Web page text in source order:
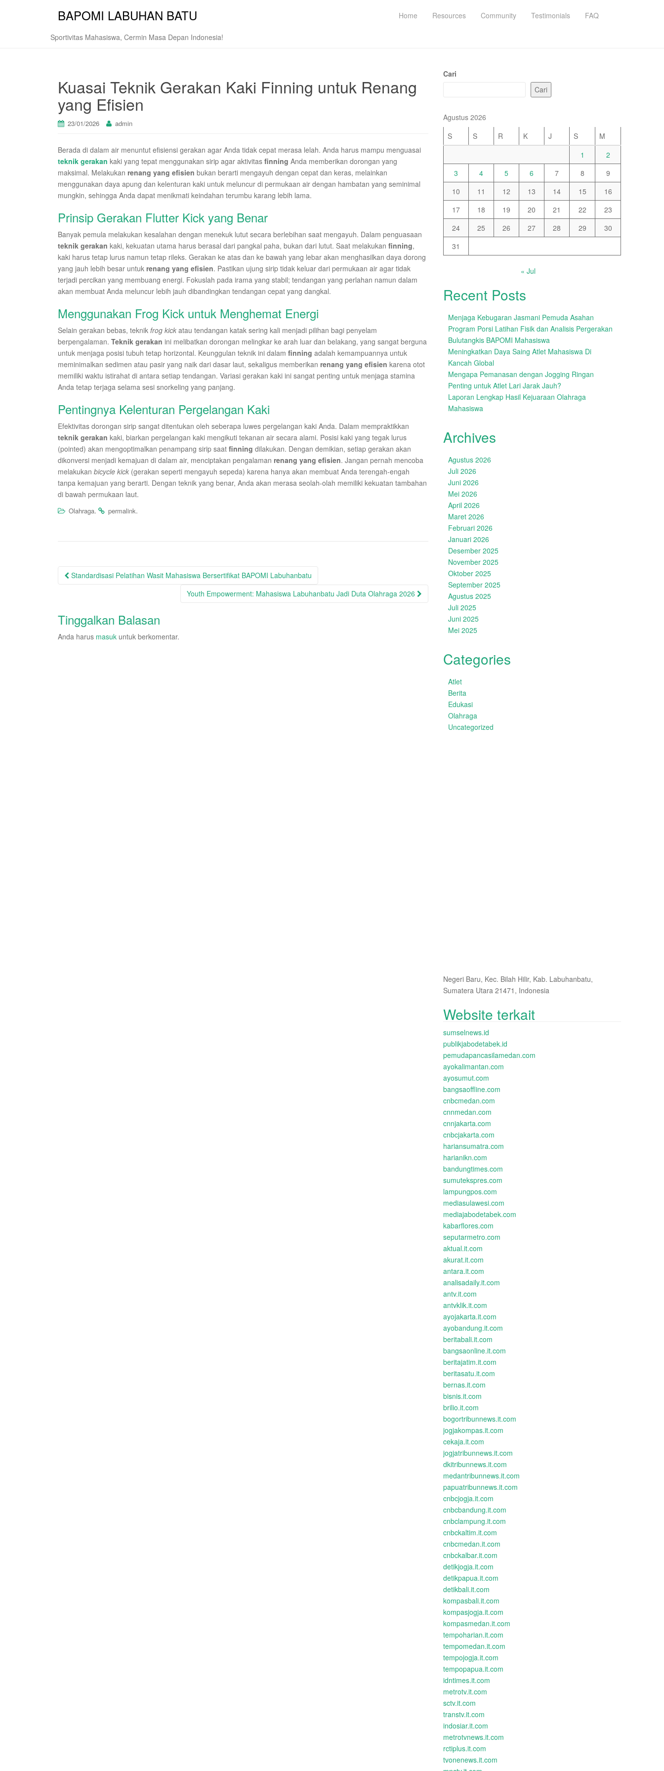
BAPOMI LABUHAN BATU
Sportivitas Mahasiswa, Cermin Masa Depan Indonesia!
Home Resources Community Testimonials FAQ
Kuasai Teknik Gerakan Kaki Finning untuk Renang
yang Efisien
23/01/2026 admin
Berada di dalam air menuntut efisiensi gerakan agar Anda tidak cepat merasa lelah. Anda harus mampu menguasai
teknik gerakan kaki yang tepat menggunakan sirip agar aktivitas finning Anda memberikan dorongan yang
maksimal. Melakukan renang yang efisien bukan berarti mengayuh dengan cepat dan keras, melainkan
menggunakan daya apung dan kelenturan kaki untuk meluncur di permukaan air dengan hambatan yang seminimal
mungkin, sehingga Anda dapat menikmati keindahan terumbu karang lebih lama.
Prinsip Gerakan Flutter Kick yang Benar
Banyak pemula melakukan kesalahan dengan menekuk lutut secara berlebihan saat mengayuh. Dalam penguasaan
teknik gerakan kaki, kekuatan utama harus berasal dari pangkal paha, bukan dari lutut. Saat melakukan finning,
kaki harus tetap lurus namun tetap rileks. Gerakan ke atas dan ke bawah yang lebar akan menghasilkan daya dorong
yang jauh lebih besar untuk renang yang efisien. Pastikan ujung sirip tidak keluar dari permukaan air agar tidak
terjadi percikan yang membuang energi. Fokuslah pada irama yang stabil; tendangan yang perlahan namun dalam
akan membuat Anda meluncur lebih jauh dibandingkan tendangan cepat yang dangkal.
Menggunakan Frog Kick untuk Menghemat Energi
Selain gerakan bebas, teknik frog kick atau tendangan katak sering kali menjadi pilihan bagi penyelam
berpengalaman. Teknik gerakan ini melibatkan dorongan melingkar ke arah luar dan belakang, yang sangat berguna
untuk menjaga posisi tubuh tetap horizontal. Keunggulan teknik ini dalam finning adalah kemampuannya untuk
meminimalkan sedimen atau pasir yang naik dari dasar laut, sekaligus memberikan renang yang efisien karena otot
memiliki waktu istirahat di antara setiap tendangan. Variasi gerakan kaki ini sangat penting untuk menjaga stamina
Anda tetap terjaga selama sesi snorkeling yang panjang.
Pentingnya Kelenturan Pergelangan Kaki
Efektivitas dorongan sirip sangat ditentukan oleh seberapa luwes pergelangan kaki Anda. Dalam mempraktikkan
teknik gerakan kaki, biarkan pergelangan kaki mengikuti tekanan air secara alami. Posisi kaki yang tegak lurus
(pointed) akan mengoptimalkan penampang sirip saat finning dilakukan. Dengan demikian, setiap gerakan akan
dikonversi menjadi kemajuan di dalam air, menciptakan pengalaman renang yang efisien. Jangan pernah mencoba
melakukan bicycle kick (gerakan seperti mengayuh sepeda) karena hanya akan membuat Anda terengah-engah
tanpa kemajuan yang berarti. Dengan teknik yang benar, Anda akan merasa seolah-olah memiliki kekuatan tambahan
di bawah permukaan laut.
Olahraga. permalink.
Post
Standardisasi Pelatihan Wasit Mahasiswa Bersertifikat BAPOMI Labuhanbatu
Youth Empowerment: Mahasiswa Labuhanbatu Jadi Duta Olahraga 2026
Tinggalkan Balasan
Anda harus masuk untuk berkomentar.
Cari
Cari
Agustus 2026
S
S R K J S
M
1
2
3
4 5 6 7 8
9
10
11 12 13 14 15
16
17
18 19 20 21 22
23
24
25 26 27 28 29
30
31
« Jul
Recent Posts
Menjaga Kebugaran Jasmani Pemuda Asahan
Program Porsi Latihan Fisik dan Analisis Pergerakan
Bulutangkis BAPOMI Mahasiswa
Meningkatkan Daya Saing Atlet Mahasiswa Di
Kancah Global
Mengapa Pemanasan dengan Jogging Ringan
Penting untuk Atlet Lari Jarak Jauh?
Laporan Lengkap Hasil Kejuaraan Olahraga
Mahasiswa
Archives
Agustus 2026
Juli 2026
Juni 2026
Mei 2026
April 2026
Maret 2026
Februari 2026
Januari 2026
Desember 2025
November 2025
Oktober 2025
September 2025
Agustus 2025
Juli 2025
Juni 2025
Mei 2025
Categories
Atlet
Berita
Edukasi
Olahraga
Uncategorized
Negeri Baru, Kec. Bilah Hilir, Kab. Labuhanbatu,
Sumatera Utara 21471, Indonesia
Website terkait
sumselnews.id
publikjabodetabek.id
pemudapancasilamedan.com
ayokalimantan.com
ayosumut.com
bangsaoffline.com
cnbcmedan.com
cnnmedan.com
cnnjakarta.com
cnbcjakarta.com
hariansumatra.com
harianikn.com
bandungtimes.com
sumutekspres.com
lampungpos.com
mediasulawesi.com
mediajabodetabek.com
kabarflores.com
seputarmetro.com
aktual.it.com
akurat.it.com
antara.it.com
analisadaily.it.com
antv.it.com
antvklik.it.com
ayojakarta.it.com
ayobandung.it.com
beritabali.it.com
bangsaonline.it.com
beritajatim.it.com
beritasatu.it.com
bernas.it.com
bisnis.it.com
brilio.it.com
bogortribunnews.it.com
jogjakompas.it.com
cekaja.it.com
jogjatribunnews.it.com
dkitribunnews.it.com
medantribunnews.it.com
papuatribunnews.it.com
cnbcjogja.it.com
cnbcbandung.it.com
cnbclampung.it.com
cnbckaltim.it.com
cnbcmedan.it.com
cnbckalbar.it.com
detikjogja.it.com
detikpapua.it.com
detikbali.it.com
kompasbali.it.com
kompasjogja.it.com
kompasmedan.it.com
tempoharian.it.com
tempomedan.it.com
tempojogja.it.com
tempopapua.it.com
idntimes.it.com
metrotv.it.com
sctv.it.com
transtv.it.com
indosiar.it.com
metrotvnews.it.com
rctiplus.it.com
tvonenews.it.com